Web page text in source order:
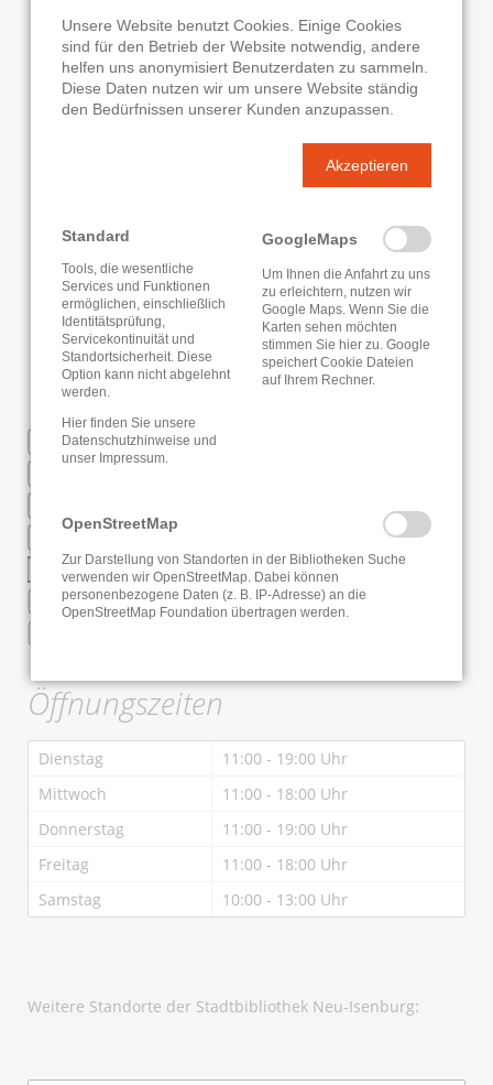
WLAN
RFID
Regionales Katalogportal
Online Anmeldung
Öffnungszeiten
Dienstag
11:00 - 19:00 Uhr
Mittwoch
11:00 - 18:00 Uhr
Donnerstag
11:00 - 19:00 Uhr
Freitag
11:00 - 18:00 Uhr
Samstag
10:00 - 13:00 Uhr
Weitere Standorte der Stadtbibliothek Neu-Isenburg:
Unsere Website benutzt Cookies. Einige Cookies
sind für den Betrieb der Website notwendig, andere
helfen uns anonymisiert Benutzerdaten zu sammeln.
Diese Daten nutzen wir um unsere Website ständig
den Bedürfnissen unserer Kunden anzupassen.
Akzeptieren
Standard
Tools, die wesentliche
Services und Funktionen
ermöglichen, einschließlich
Identitätsprüfung,
Servicekontinuität und
Standortsicherheit. Diese
Option kann nicht abgelehnt
werden.
Hier finden Sie unsere
Datenschutzhinweise und
unser Impressum.
GoogleMaps
Um Ihnen die Anfahrt zu uns
zu erleichtern, nutzen wir
Google Maps. Wenn Sie die
Karten sehen möchten
stimmen Sie hier zu. Google
speichert Cookie Dateien
auf Ihrem Rechner.
OpenStreetMap
Zur Darstellung von Standorten in der Bibliotheken Suche
verwenden wir OpenStreetMap. Dabei können
personenbezogene Daten (z. B. IP-Adresse) an die
OpenStreetMap Foundation übertragen werden.